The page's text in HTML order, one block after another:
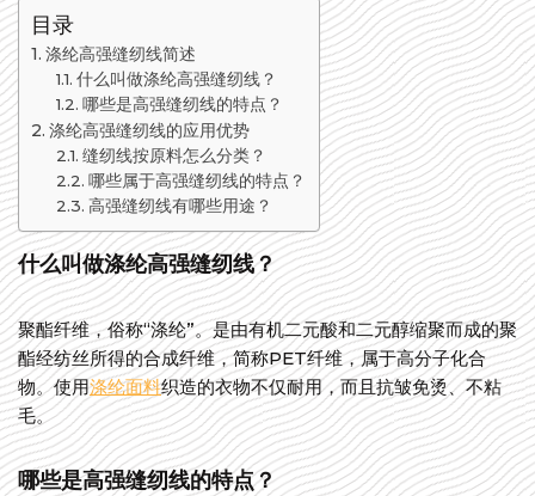
目录
涤纶高强缝纫线简述
什么叫做涤纶高强缝纫线？
哪些是高强缝纫线的特点？
涤纶高强缝纫线的应用优势
缝纫线按原料怎么分类？
哪些属于高强缝纫线的特点？
高强缝纫线有哪些用途？
什么叫做涤纶高强缝纫线？
聚酯纤维，俗称“涤纶”。是由有机二元酸和二元醇缩聚而成的聚
酯经纺丝所得的合成纤维，简称PET纤维，属于高分子化合
物。使用涤纶面料织造的衣物不仅耐用，而且抗皱免烫、不粘
毛。
哪些是高强缝纫线的特点？